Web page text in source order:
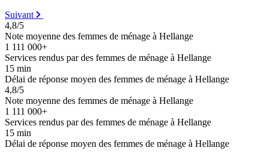
Suivant
4,8/5
Note moyenne des femmes de ménage à Hellange
1 111 000+
Services rendus par des femmes de ménage à Hellange
15 min
Délai de réponse moyen des femmes de ménage à Hellange
4,8/5
Note moyenne des femmes de ménage à Hellange
1 111 000+
Services rendus par des femmes de ménage à Hellange
15 min
Délai de réponse moyen des femmes de ménage à Hellange